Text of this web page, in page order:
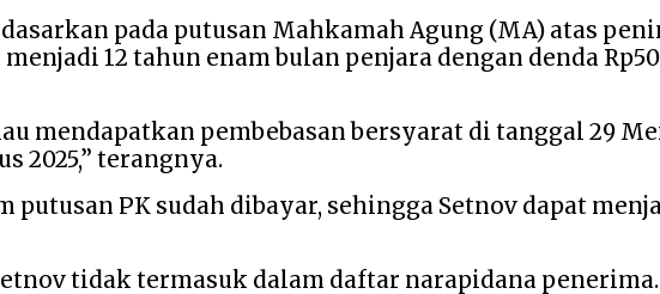
pada putusan Mahkamah Agung (MA) atas
12 tahun enam bulan penjara dengan denda
mendapatkan pembebasan bersyarat di tanggal 29 Mei
2025,” terangnya.
PK sudah dibayar, sehingga Setnov dapat
tidak termasuk dalam daftar narapidana